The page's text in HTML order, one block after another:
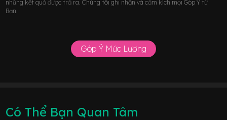
những kết quả được trả ra. Chúng tôi ghi nhận và cảm kích mọi Góp Ý từ
Bạn.
Góp Ý Mức Lương
Có Thể Bạn Quan Tâm